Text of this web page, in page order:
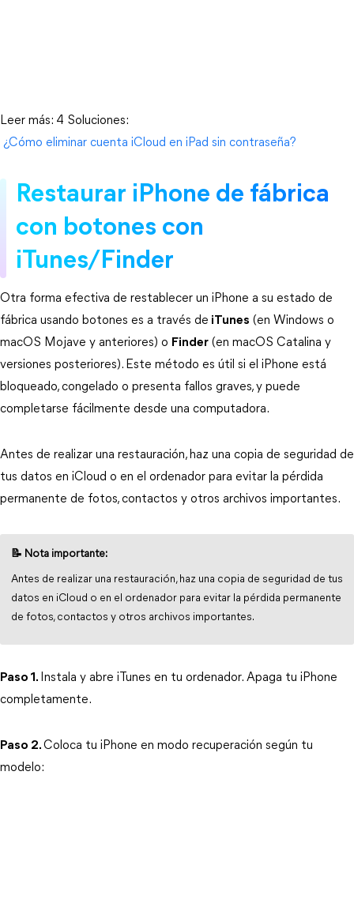
Leer más: 4 Soluciones:
¿Cómo eliminar cuenta iCloud en iPad sin contraseña?
Restaurar iPhone de fábrica
con botones con
iTunes/Finder
Otra forma efectiva de restablecer un iPhone a su estado de
fábrica usando botones es a través de iTunes (en Windows o
macOS Mojave y anteriores) o Finder (en macOS Catalina y
versiones posteriores). Este método es útil si el iPhone está
bloqueado, congelado o presenta fallos graves, y puede
completarse fácilmente desde una computadora.
Antes de realizar una restauración, haz una copia de seguridad de
tus datos en iCloud o en el ordenador para evitar la pérdida
permanente de fotos, contactos y otros archivos importantes.
📝 Nota importante:
Antes de realizar una restauración, haz una copia de seguridad de tus
datos en iCloud o en el ordenador para evitar la pérdida permanente
de fotos, contactos y otros archivos importantes.
Paso 1. Instala y abre iTunes en tu ordenador. Apaga tu iPhone
completamente.
Paso 2.Coloca tu iPhone en modo recuperación según tu
modelo: